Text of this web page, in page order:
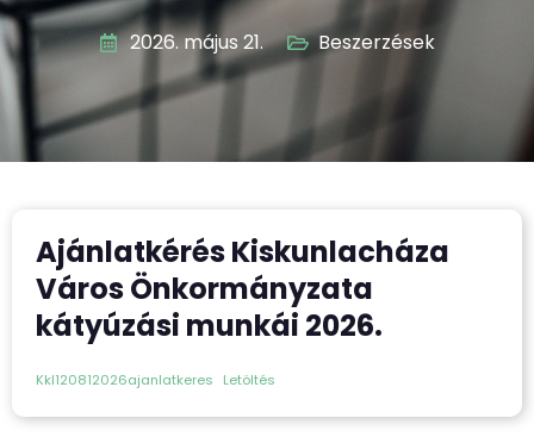
2026. május 21. Beszerzések
Ajánlatkérés Kiskunlacháza
Város Önkormányzata
kátyúzási munkái 2026.
Kkl120812026ajanlatkeres Letöltés